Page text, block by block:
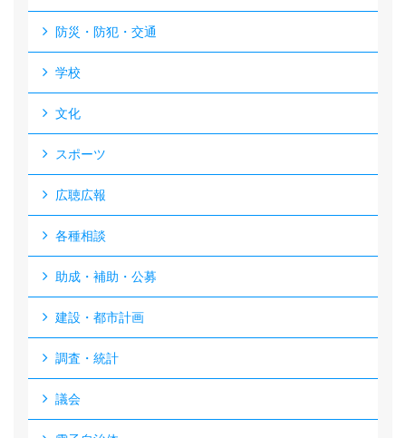
防災・防犯・交通
学校
文化
スポーツ
広聴広報
各種相談
助成・補助・公募
建設・都市計画
調査・統計
議会